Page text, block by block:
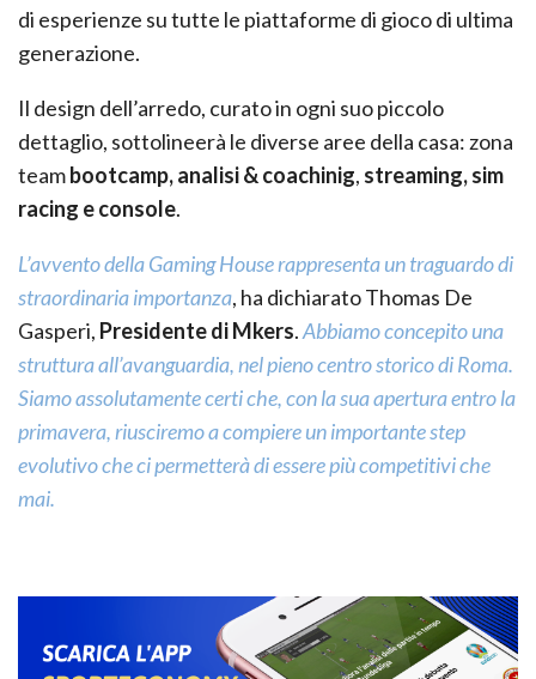
di esperienze su tutte le piattaforme di gioco di ultima
generazione.
Il design dell’arredo, curato in ogni suo piccolo
dettaglio, sottolineerà le diverse aree della casa: zona
teambootcamp, analisi & coachinig, streaming, sim
racing e console.
L’avvento della Gaming House rappresenta un traguardo di
straordinaria importanza, ha dichiarato Thomas De
Gasperi, Presidente di Mkers.Abbiamo concepito una
struttura all’avanguardia, nel pieno centro storico di Roma.
Siamo assolutamente certi che, con la sua apertura entro la
primavera, riusciremo a compiere un importante step
evolutivo che ci permetterà di essere più competitivi che
mai.